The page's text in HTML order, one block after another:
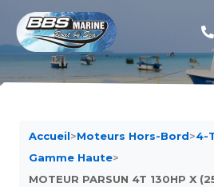
Accueil>Moteurs Hors-Bord>4-
Gamme Haute>
MOTEUR PARSUN 4T 130HP X